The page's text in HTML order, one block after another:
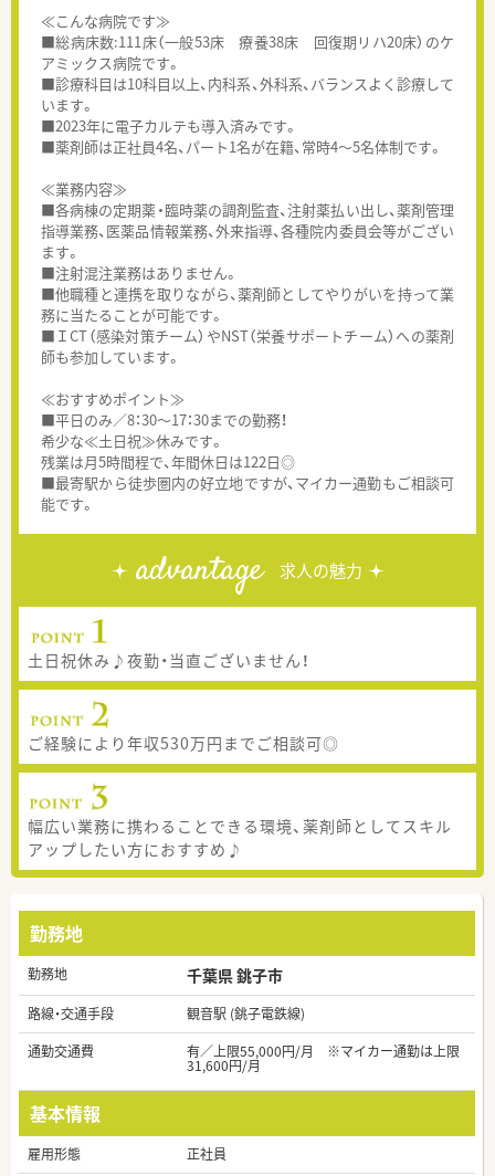
≪こんな病院です≫
■総病床数:111床（一般53床 療養38床 回復期リハ20床）のケ
アミックス病院です。
■診療科目は10科目以上、内科系、外科系、バランスよく診療して
います。
■2023年に電子カルテも導入済みです。
■薬剤師は正社員4名、パート1名が在籍、常時4～5名体制です。
≪業務内容≫
■各病棟の定期薬・臨時薬の調剤監査、注射薬払い出し、薬剤管理
指導業務、医薬品情報業務、外来指導、各種院内委員会等がござい
ます。
■注射混注業務はありません。
■他職種と連携を取りながら、薬剤師としてやりがいを持って業
務に当たることが可能です。
■ＩCT（感染対策チーム）やNST（栄養サポートチーム）への薬剤
師も参加しています。
≪おすすめポイント≫
■平日のみ／8：30～17：30までの勤務！
希少な≪土日祝≫休みです。
残業は月5時間程で、年間休日は122日◎
■最寄駅から徒歩圏内の好立地ですが、マイカー通勤もご相談可
能です。
advantage 求人の魅力
土日祝休み♪夜勤・当直ございません！
ご経験により年収530万円までご相談可◎
幅広い業務に携わることできる環境、薬剤師としてスキル
アップしたい方におすすめ♪
勤務地
勤務地 千葉県 銚子市
路線・交通手段
観音駅 (銚子電鉄線)
通勤交通費
有／上限55,000円/月 ※マイカー通勤は上限
31,600円/月
基本情報
雇用形態
正社員